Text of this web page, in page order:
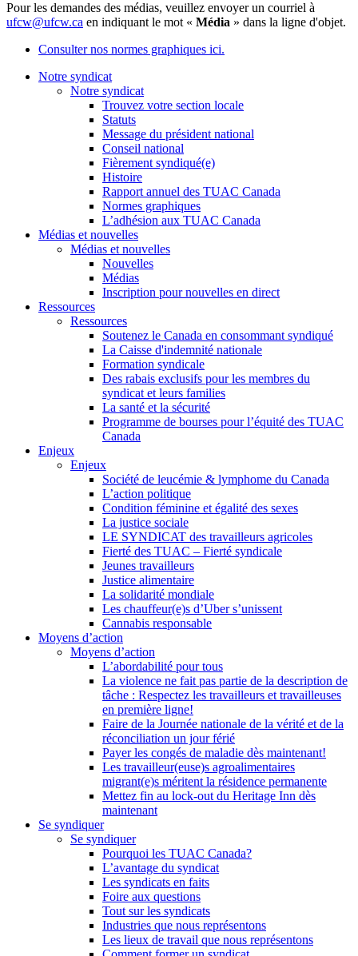
Pour les demandes des médias, veuillez envoyer un courriel à
ufcw@ufcw.ca en indiquant le mot « Média » dans la ligne d'objet.
Consulter nos normes graphiques ici.
Notre syndicat
Notre syndicat
Trouvez votre section locale
Statuts
Message du président national
Conseil national
Fièrement syndiqué(e)
Histoire
Rapport annuel des TUAC Canada
Normes graphiques
L’adhésion aux TUAC Canada
Médias et nouvelles
Médias et nouvelles
Nouvelles
Médias
Inscription pour nouvelles en direct
Ressources
Ressources
Soutenez le Canada en consommant syndiqué
La Caisse d'indemnité nationale
Formation syndicale
Des rabais exclusifs pour les membres du
syndicat et leurs families
La santé et la sécurité
Programme de bourses pour l’équité des TUAC
Canada
Enjeux
Enjeux
Société de leucémie & lymphome du Canada
L’action politique
Condition féminine et égalité des sexes
La justice sociale
LE SYNDICAT des travailleurs agricoles
Fierté des TUAC – Fierté syndicale
Jeunes travailleurs
Justice alimentaire
La solidarité mondiale
Les chauffeur(e)s d’Uber s’unissent
Cannabis responsable
Moyens d’action
Moyens d’action
L’abordabilité pour tous
La violence ne fait pas partie de la description de
tâche : Respectez les travailleurs et travailleuses
en première ligne!
Faire de la Journée nationale de la vérité et de la
réconciliation un jour férié
Payer les congés de maladie dès maintenant!
Les travailleur(euse)s agroalimentaires
migrant(e)s méritent la résidence permanente
Mettez fin au lock-out du Heritage Inn dès
maintenant
Se syndiquer
Se syndiquer
Pourquoi les TUAC Canada?
L’avantage du syndicat
Les syndicats en faits
Foire aux questions
Tout sur les syndicats
Industries que nous représentons
Les lieux de travail que nous représentons